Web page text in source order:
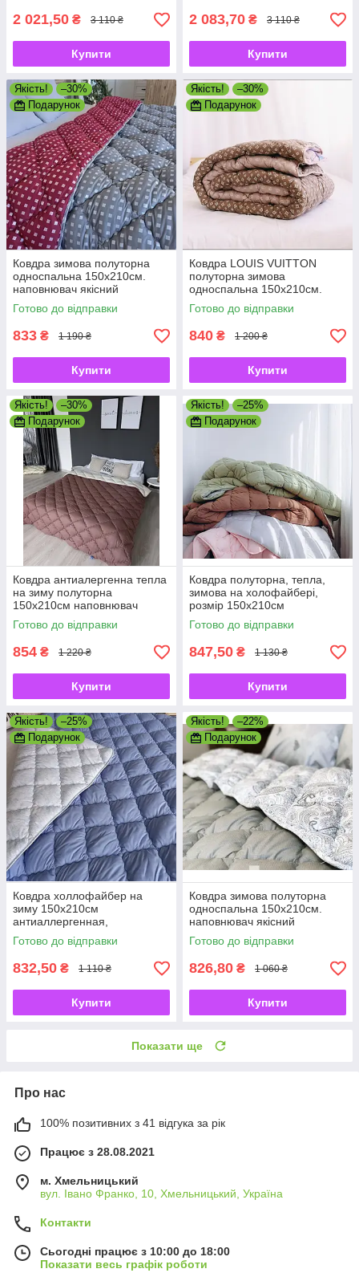
2 021,50 ₴ 3 110 ₴
Купити
2 083,70 ₴ 3 110 ₴
Купити
Якість!
–30%
Подарунок
Ковдра зимова полуторна
односпальна 150х210см.
наповнювач якісний
холофайбер, виробник
УКРАЇНА
Готово до відправки
833 ₴ 1 190 ₴
Купити
Якість!
–30%
Подарунок
Ковдра LOUIS VUITTON
полуторна зимова
односпальна 150х210см.
наповнювач якісний
холофайбер
Готово до відправки
840 ₴ 1 200 ₴
Купити
Якість!
–30%
Подарунок
Ковдра антиалергенна тепла
на зиму полуторна
150х210см наповнювач
холлофайбер, колір
шоколад-молоко
Готово до відправки
854 ₴ 1 220 ₴
Купити
Якість!
–25%
Подарунок
Ковдра полуторна, тепла,
зимова на холофайбері,
розмір 150х210см
Готово до відправки
847,50 ₴ 1 130 ₴
Купити
Якість!
–25%
Подарунок
Ковдра холлофайбер на
зиму 150х210см
антиаллергенная,
односпальная, цвет синий
Готово до відправки
832,50 ₴ 1 110 ₴
Купити
Якість!
–22%
Подарунок
Ковдра зимова полуторна
односпальна 150х210см.
наповнювач якісний
холофайбер, виробник
УКРАЇНА
Готово до відправки
826,80 ₴ 1 060 ₴
Купити
Показати ще
Про нас
100% позитивних з 41 відгука за рік
Працює з 28.08.2021
м. Хмельницький
вул. Івано Франко, 10, Хмельницький, Україна
Контакти
Сьогодні працює з 10:00 до 18:00
Показати весь графік роботи